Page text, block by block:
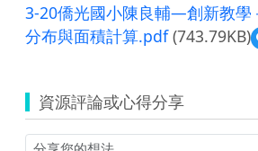
3-20僑光國小陳良輔—創新教學
分布與面積計算.pdf(743.79KB)
資源評論或心得分享